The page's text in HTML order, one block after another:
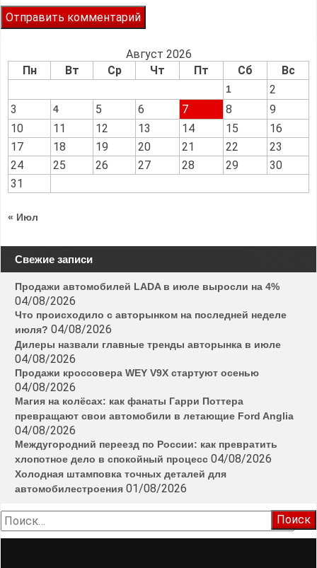
Август 2026
Пн
Вт Ср Чт Пт Сб Вс
1
2
3
4 5 6 7 8
9
10
11 12 13 14 15
16
17
18 19 20 21 22
23
24
25 26 27 28 29
30
31
« Июл
Свежие записи
Продажи автомобилей LADA в июле выросли на 4%
04/08/2026
Что происходило с авторынком на последней неделе
июля? 04/08/2026
Дилеры назвали главные тренды авторынка в июле
04/08/2026
Продажи кроссовера WEY V9X стартуют осенью
04/08/2026
Магия на колёсах: как фанаты Гарри Поттера
превращают свои автомобили в летающие Ford Anglia
04/08/2026
Междугородний переезд по России: как превратить
хлопотное дело в спокойный процесс 04/08/2026
Холодная штамповка точных деталей для
автомобилестроения 01/08/2026
Найти: